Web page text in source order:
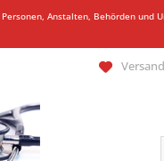
Personen, Anstalten, Behörden